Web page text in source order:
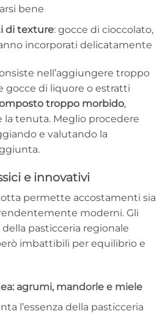
bene
di texture: gocce di cioccolato,
incorporati delicatamente
nell’aggiungere troppo
gocce di liquore o estratti
troppo morbido,
tenuta. Meglio procedere
e valutando la
e innovativi
permette accostamenti sia
moderni. Gli
pasticceria regionale
imbattibili per equilibrio e
agrumi, mandorle e miele
l’essenza della pasticceria